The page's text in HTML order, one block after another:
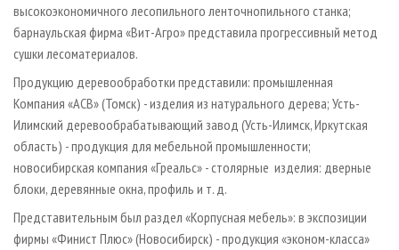
высокоэкономичного лесопильного ленточнопильного станка;
барнаульская фирма «Вит-Агро» представила прогрессивный метод
сушки лесоматериалов.
Продукцию деревообработки представили: промышленная
Компания «АСВ» (Томск) - изделия из натурального дерева; Усть-
Илимский деревообрабатывающий завод (Усть-Илимск, Иркутская
область) - продукция для мебельной промышленности;
новосибирская компания «Греальс» - столярные изделия: дверные
блоки, деревянные окна, профиль и т. д.
Представительным был раздел «Корпусная мебель»: в экспозиции
фирмы «Финист Плюс» (Новосибирск) - продукция «эконом-класса»